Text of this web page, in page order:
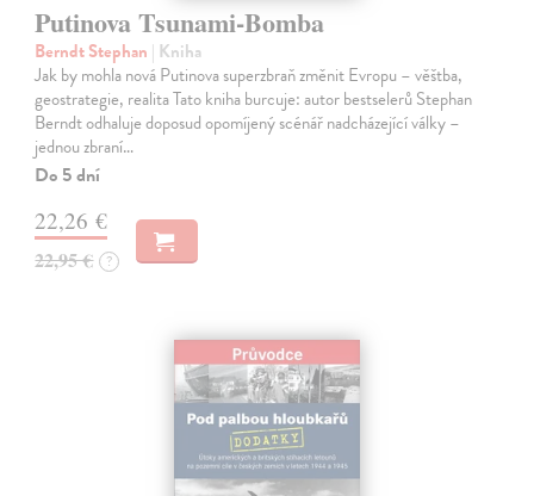
Putinova Tsunami-Bomba
Berndt Stephan | Kniha
Jak by mohla nová Putinova superzbraň změnit Evropu – věštba,
geostrategie, realita Tato kniha burcuje: autor bestselerů Stephan
Berndt odhaluje doposud opomíjený scénář nadcházející války –
jednou zbraní…
Do 5 dní
22,26 €
22,95 € ?